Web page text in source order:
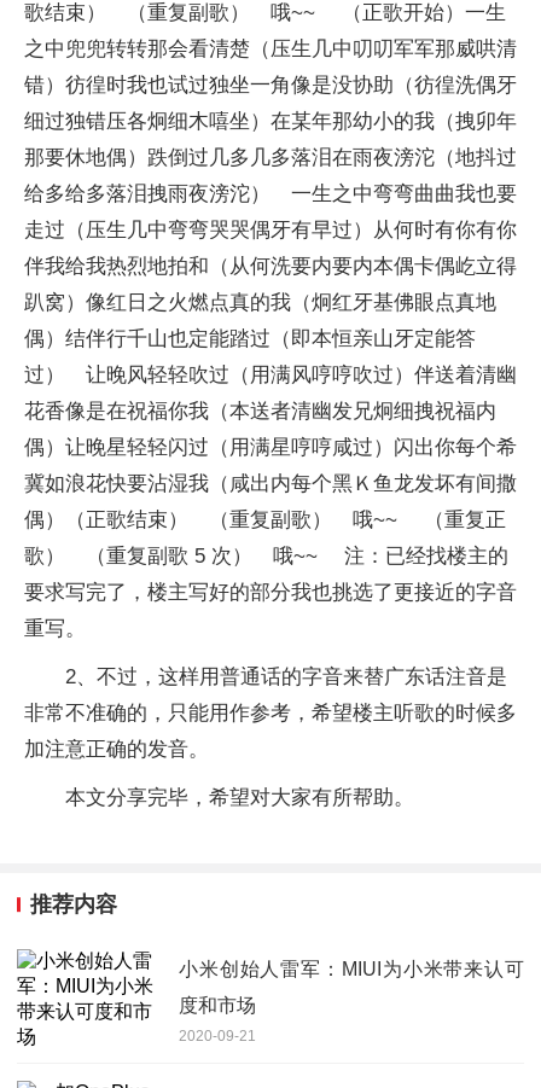
歌结束） （重复副歌） 哦~~ （正歌开始）一生
之中兜兜转转那会看清楚（压生几中叨叨军军那威哄清
错）彷徨时我也试过独坐一角像是没协助（彷徨洗偶牙
细过独错压各炯细木嘻坐）在某年那幼小的我（拽卯年
那要休地偶）跌倒过几多几多落泪在雨夜滂沱（地抖过
给多给多落泪拽雨夜滂沱） 一生之中弯弯曲曲我也要
走过（压生几中弯弯哭哭偶牙有早过）从何时有你有你
伴我给我热烈地拍和（从何洗要内要内本偶卡偶屹立得
趴窝）像红日之火燃点真的我（炯红牙基佛眼点真地
偶）结伴行千山也定能踏过（即本恒亲山牙定能答
过） 让晚风轻轻吹过（用满风哼哼吹过）伴送着清幽
花香像是在祝福你我（本送者清幽发兄炯细拽祝福内
偶）让晚星轻轻闪过（用满星哼哼咸过）闪出你每个希
冀如浪花快要沾湿我（咸出内每个黑Ｋ鱼龙发坏有间撒
偶）（正歌结束） （重复副歌） 哦~~ （重复正
歌） （重复副歌 5 次） 哦~~ 注：已经找楼主的
要求写完了，楼主写好的部分我也挑选了更接近的字音
重写。
2、不过，这样用普通话的字音来替广东话注音是
非常不准确的，只能用作参考，希望楼主听歌的时候多
加注意正确的发音。
本文分享完毕，希望对大家有所帮助。
推荐内容
小米创始人雷军：MIUI为小米带来认可
度和市场
2020-09-21